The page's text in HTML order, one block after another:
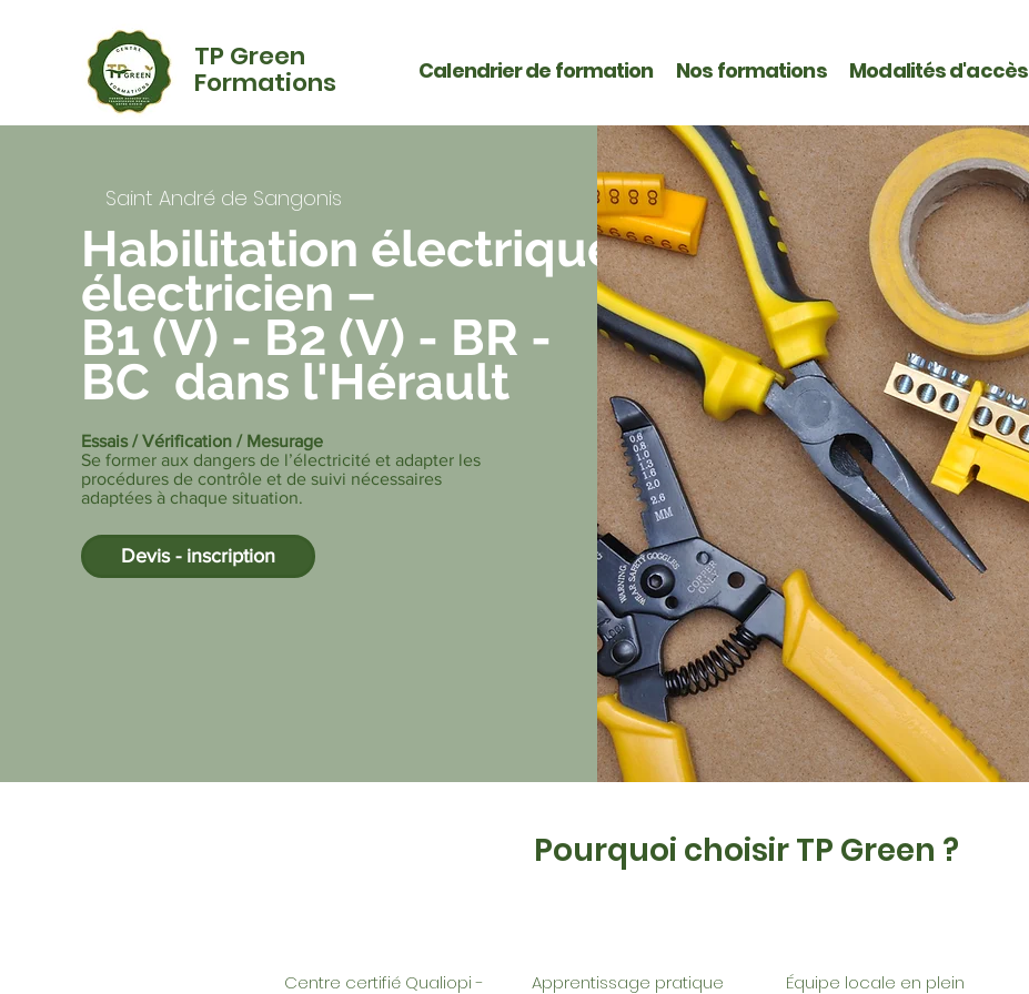
TP Green
Formations Calendrier de formation Nos formations Modalités d'accès
Saint André de Sangonis
Habilitation électrique
électricien –
B1 (V) - B2 (V) - BR -
BC dans l'Hérault
Essais / Vérification / Mesurage
Se former aux dangers de l’électricité et adapter les
procédures de contrôle et de suivi nécessaires
adaptées à chaque situation.
Devis - inscription
Pourquoi choisir TP Green ?
Centre certifié Qualiopi -
Apprentissage pratique
Équipe locale en plein